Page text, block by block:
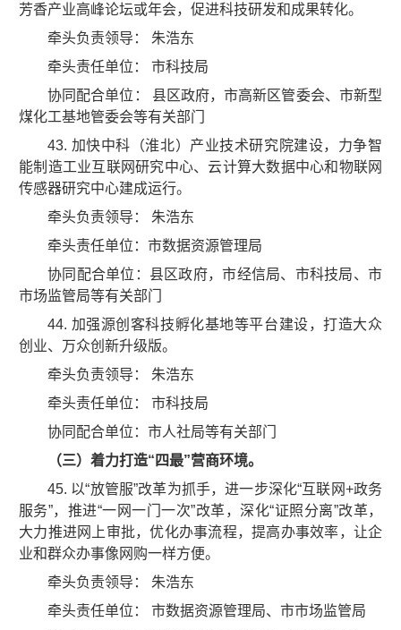
芳香产业高峰论坛或年会，促进科技研发和成果转化。
牵头负责领导： 朱浩东
牵头责任单位： 市科技局
协同配合单位： 县区政府，市高新区管委会、市新型
煤化工基地管委会等有关部门
43. 加快中科（淮北）产业技术研究院建设，力争智
能制造工业互联网研究中心、云计算大数据中心和物联网
传感器研究中心建成运行。
牵头负责领导： 朱浩东
牵头责任单位：市数据资源管理局
协同配合单位：县区政府，市经信局、市科技局、市
市场监管局等有关部门
44. 加强源创客科技孵化基地等平台建设，打造大众
创业、万众创新升级版。
牵头负责领导： 朱浩东
牵头责任单位： 市科技局
协同配合单位：市人社局等有关部门
（三）着力打造“四最”营商环境。
45. 以“放管服”改革为抓手，进一步深化“互联网+政务
服务”，推进“一网一门一次”改革，深化“证照分离”改革，
大力推进网上审批，优化办事流程，提高办事效率，让企
业和群众办事像网购一样方便。
牵头负责领导： 朱浩东
牵头责任单位： 市数据资源管理局、市市场监管局